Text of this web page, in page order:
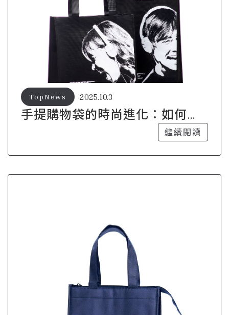
手提購物袋的時尚進化：如何成
2025.10.3
TopNews
繼續閱讀